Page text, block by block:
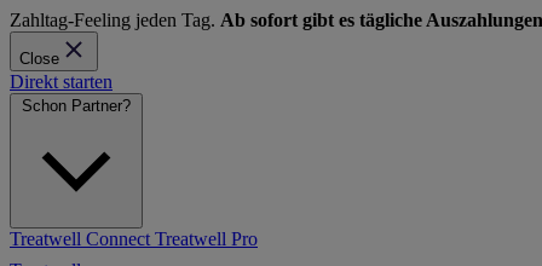
Zahltag-Feeling jeden Tag. Ab sofort gibt es tägliche
Close
Direkt starten
Schon Partner?
Treatwell ConnectTreatwell Pro